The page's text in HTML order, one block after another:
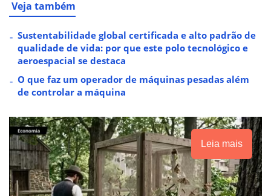
Veja também
Sustentabilidade global certificada e alto padrão de
qualidade de vida: por que este polo tecnológico e
aeroespacial se destaca
O que faz um operador de máquinas pesadas além
de controlar a máquina
Leia mais